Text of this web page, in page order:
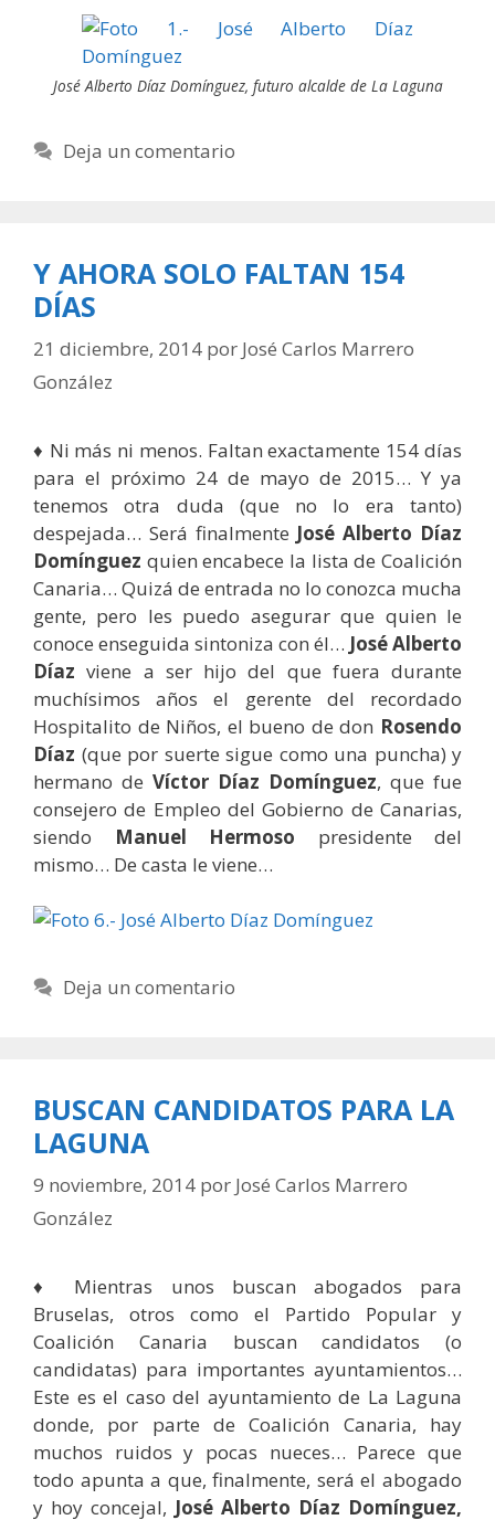
José Alberto Díaz Domínguez, futuro alcalde de La Laguna
Deja un comentario
Y AHORA SOLO FALTAN 154
DÍAS
21 diciembre, 2014 por José Carlos Marrero
González
♦ Ni más ni menos. Faltan exactamente 154 días
para el próximo 24 de mayo de 2015… Y ya
tenemos otra duda (que no lo era tanto)
despejada… Será finalmente José Alberto Díaz
Domínguez quien encabece la lista de Coalición
Canaria… Quizá de entrada no lo conozca mucha
gente, pero les puedo asegurar que quien le
conoce enseguida sintoniza con él… José Alberto
Díaz viene a ser hijo del que fuera durante
muchísimos años el gerente del recordado
Hospitalito de Niños, el bueno de don Rosendo
Díaz (que por suerte sigue como una puncha) y
hermano de Víctor Díaz Domínguez, que fue
consejero de Empleo del Gobierno de Canarias,
siendo
Manuel Hermoso presidente del
mismo… De casta le viene…
Deja un comentario
BUSCAN CANDIDATOS PARA LA
LAGUNA
9 noviembre, 2014 por José Carlos Marrero
González
♦ Mientras unos buscan abogados para
Bruselas, otros como el Partido Popular y
Coalición Canaria buscan candidatos (o
candidatas) para importantes ayuntamientos…
Este es el caso del ayuntamiento de La Laguna
donde, por parte de Coalición Canaria, hay
muchos ruidos y pocas nueces… Parece que
todo apunta a que, finalmente, será el abogado
y hoy concejal, José Alberto Díaz Domínguez,